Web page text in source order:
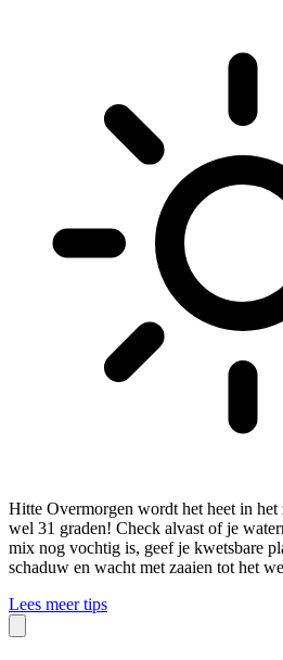
Hitte Overmorgen wordt het heet in
wel 31 graden! Check alvast of je
mix nog vochtig is, geef je kwetsbare
schaduw en wacht met zaaien tot het
Lees meer tips